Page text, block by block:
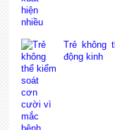
Trẻ không
động kinh